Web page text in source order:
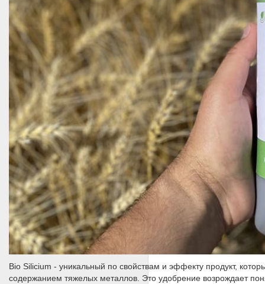
Bio Silicium - уникальный по свойствам и эффекту продукт,
содержанием тяжелых металлов. Это удобрение возрождает